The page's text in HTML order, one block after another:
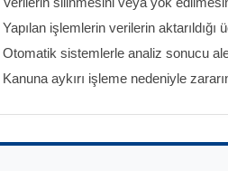
Yapılan işlemlerin verilerin
Otomatik sistemlerle analiz sonucu
Kanuna aykırı işleme nedeniyle